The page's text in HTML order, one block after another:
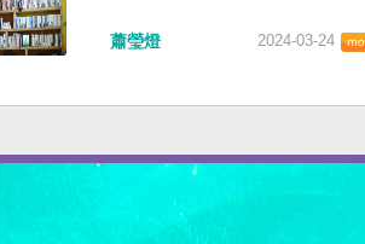
蕭瑩燈 2024-03-24